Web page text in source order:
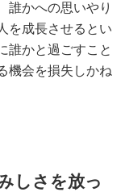
誰かへの思いやり
を成長させるとい
誰かと過ごすこと
機会を損失しかね
しさを放っ